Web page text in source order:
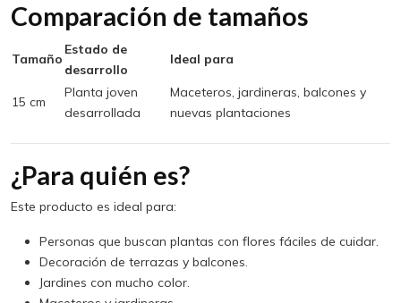
Comparación de tamaños
Tamaño
Estado de
desarrollo
Ideal para
15 cm
Planta joven
desarrollada
Maceteros, jardineras, balcones y
nuevas plantaciones
¿Para quién es?
Este producto es ideal para:
Personas que buscan plantas con flores fáciles de cuidar.
Decoración de terrazas y balcones.
Jardines con mucho color.